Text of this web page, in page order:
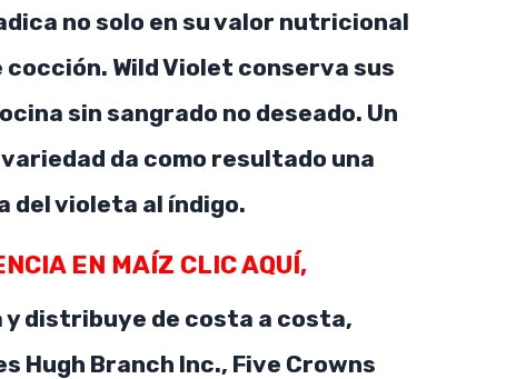
no solo en su valor nutricional
Wild Violet conserva sus
sin sangrado no deseado. Un
da como resultado una
del violeta al índigo.
EN MAÍZ CLIC AQUÍ,
y distribuye de costa a costa,
Hugh Branch Inc., Five Crowns